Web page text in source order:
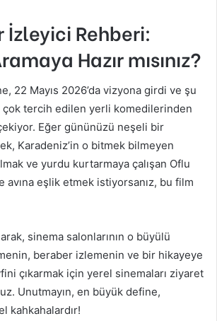
Rehberi:
Hazır mısınız?
22 Mayıs 2026’da vizyona girdi ve şu
çok tercih edilen yerli komedilerinden
Eğer gününüzü neşeli bir
Karadeniz’in o bitmek bilmeyen
ve yurdu kurtarmaya çalışan Oflu
avına eşlik etmek istiyorsanız, bu film
sinema salonlarının o büyülü
beraber izlemenin ve bir hikayeye
çıkarmak için yerel sinemaları ziyaret
Unutmayın, en büyük define,
kahkahalardır!